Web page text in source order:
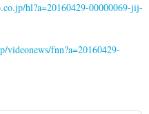
hl?a=20160429-00000069-jij-
videonews/fnn?a=20160429-